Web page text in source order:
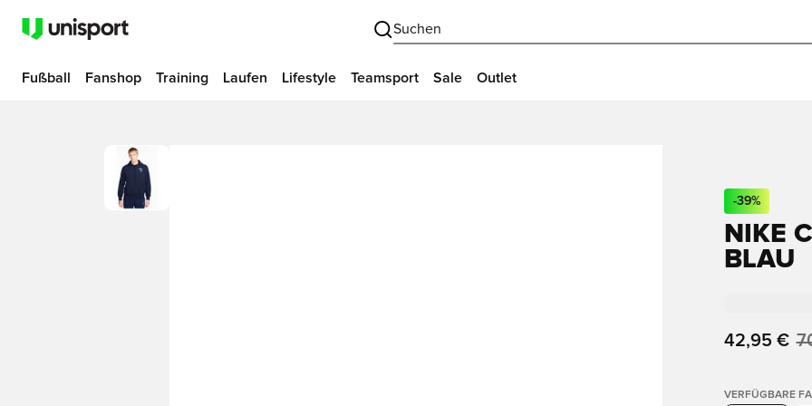
Suchen
Fußball Fanshop Training Laufen Lifestyle Teamsport Sale Outlet
-39%
NIKE
BLAU
42,95 €
VERFÜGBARE